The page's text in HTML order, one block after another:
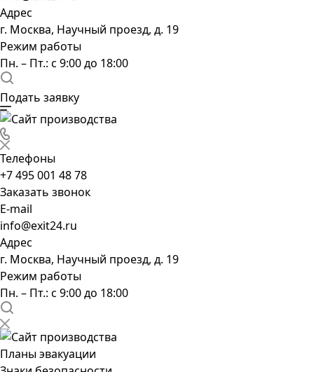
Адрес
г. Москва, Научный проезд, д. 19
Режим работы
Пн. – Пт.: с 9:00 до 18:00
Подать заявку
Телефоны
+7 495 001 48 78
Заказать звонок
E-mail
info@exit24.ru
Адрес
г. Москва, Научный проезд, д. 19
Режим работы
Пн. – Пт.: с 9:00 до 18:00
Планы эвакуации